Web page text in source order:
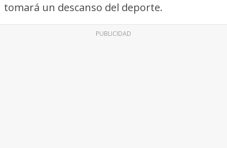
tomará un descanso del deporte.
PUBLICIDAD